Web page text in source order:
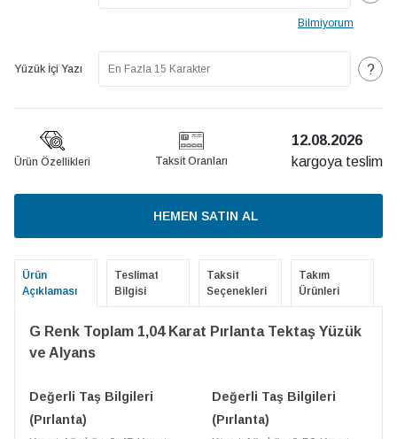
Bilmiyorum
Yüzük İçi Yazı ?
Ürün Özellikleri Taksit Oranları
12.08.2026
kargoya teslim
HEMEN SATIN AL
Ürün
Açıklaması
Teslimat
Bilgisi
Taksit
Seçenekleri
Takım
Ürünleri
G Renk Toplam 1,04 Karat Pırlanta Tektaş Yüzük
ve Alyans
Değerli Taş Bilgileri
(Pırlanta)
Değerli Taş Bilgileri
(Pırlanta)